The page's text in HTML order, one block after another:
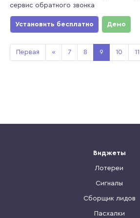
сервис обратного звонка
Установить бесплатно Демо
Первая « 7 8 9 10 11
Виджеты
Лотереи
Сигналы
Сборщик лидов
Пасхалки